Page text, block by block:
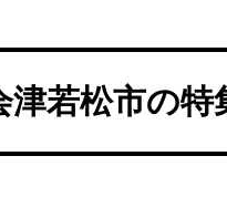
津若松市の特